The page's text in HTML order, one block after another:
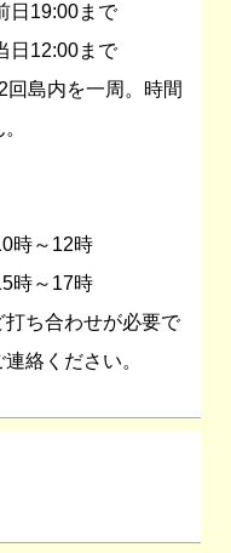
19:00まで
日12:00まで
島内を一周。時間
時～12時
時～17時
ち合わせが必要で
絡ください。